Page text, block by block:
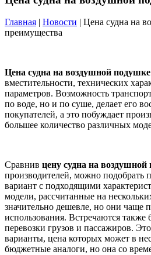
Главная | Новости | Цена судна на
преимущества
Цена судна на воздушной подушке
вместительности, технических
параметров. Возможность
по воде, но и по суше, делает его
покупателей, а это побуждает
большее количество различных
Сравнив цену судна на
производителей, можно подобрать
вариант с подходящими
модели, рассчитанные на
значительно дешевле, но они чаще
использования. Встречаются также
перевозки грузов и пассажиров.
варианты, цена которых может в
бюджетные аналоги, но она со